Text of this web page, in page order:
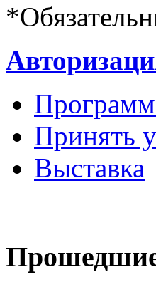
*
Принять
Выставка